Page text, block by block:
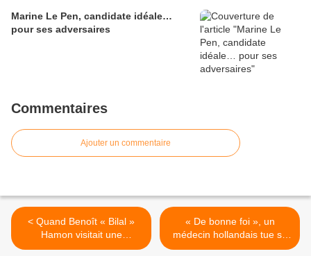
Marine Le Pen, candidate idéale…
pour ses adversaires
Commentaires
Ajouter un commentaire
< Quand Benoît « Bilal »
Hamon visitait une
mosquée salafiste
« De bonne foi », un
médecin hollandais tue sa
patiente >